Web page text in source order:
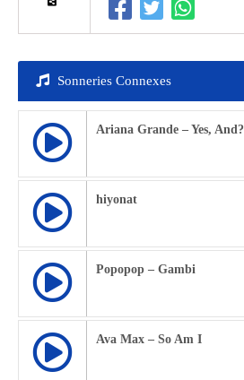
Sonneries Connexes
Ariana Grande – Yes, And?
hiyonat
Popopop – Gambi
Ava Max – So Am I